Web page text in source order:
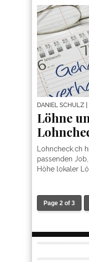
DANIEL SCHULZ
Löhne
Lohncheck.ch
passenden
Höhe lokaler
Page 2 of 3